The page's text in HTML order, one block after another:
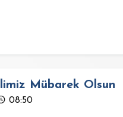
Mübarek Olsun
08:50